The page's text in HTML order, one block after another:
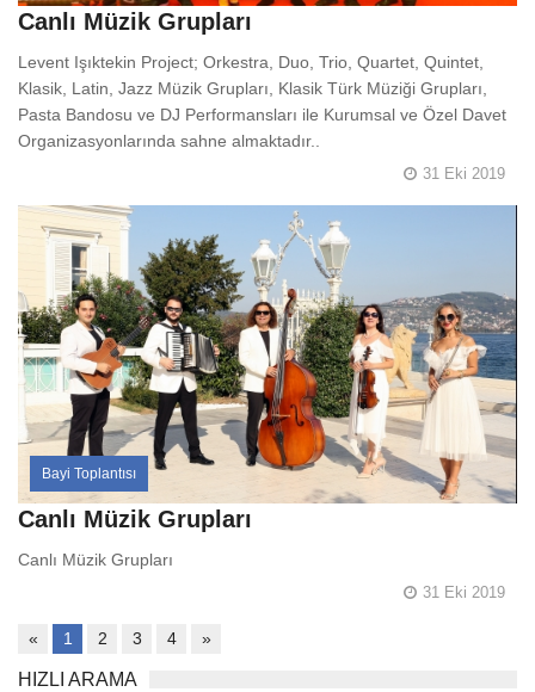
Canlı Müzik Grupları
Levent Işıktekin Project; Orkestra, Duo, Trio, Quartet, Quintet,
Klasik, Latin, Jazz Müzik Grupları, Klasik Türk Müziği Grupları,
Pasta Bandosu ve DJ Performansları ile Kurumsal ve Özel Davet
Organizasyonlarında sahne almaktadır..
31 Eki 2019
Bayi Toplantısı
Canlı Müzik Grupları
Canlı Müzik Grupları
31 Eki 2019
« 1 2 3 4 »
HIZLI ARAMA